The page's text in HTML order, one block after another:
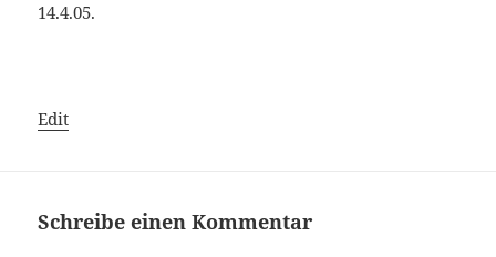
14.4.05.
Edit
Schreibe einen Kommentar